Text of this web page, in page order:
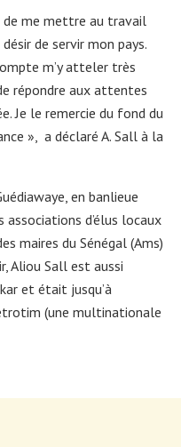
de me mettre au travail
de servir mon pays.
m’y atteler très
répondre aux attentes
Je le remercie du fond du
», a déclaré A. Sall à la
en banlieue
associations d’élus locaux
maires du Sénégal (Ams)
Aliou Sall est aussi
et était jusqu’à
(une multinationale